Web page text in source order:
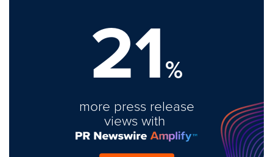
21%
more press release
views with